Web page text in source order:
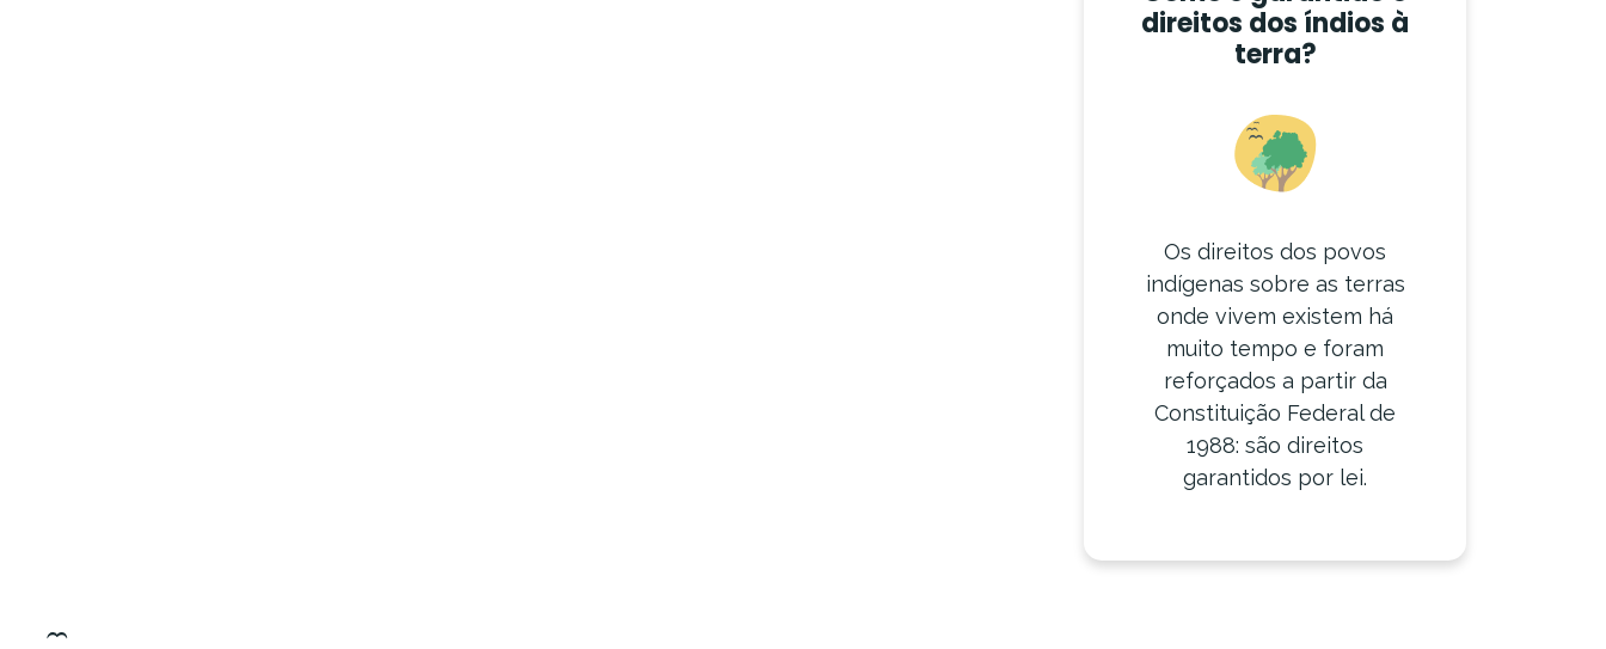
direitos dos índios à
terra?
Os direitos dos povos
indígenas sobre as terras
onde vivem existem há
muito tempo e foram
reforçados a partir da
Constituição Federal de
1988: são direitos
garantidos por lei.